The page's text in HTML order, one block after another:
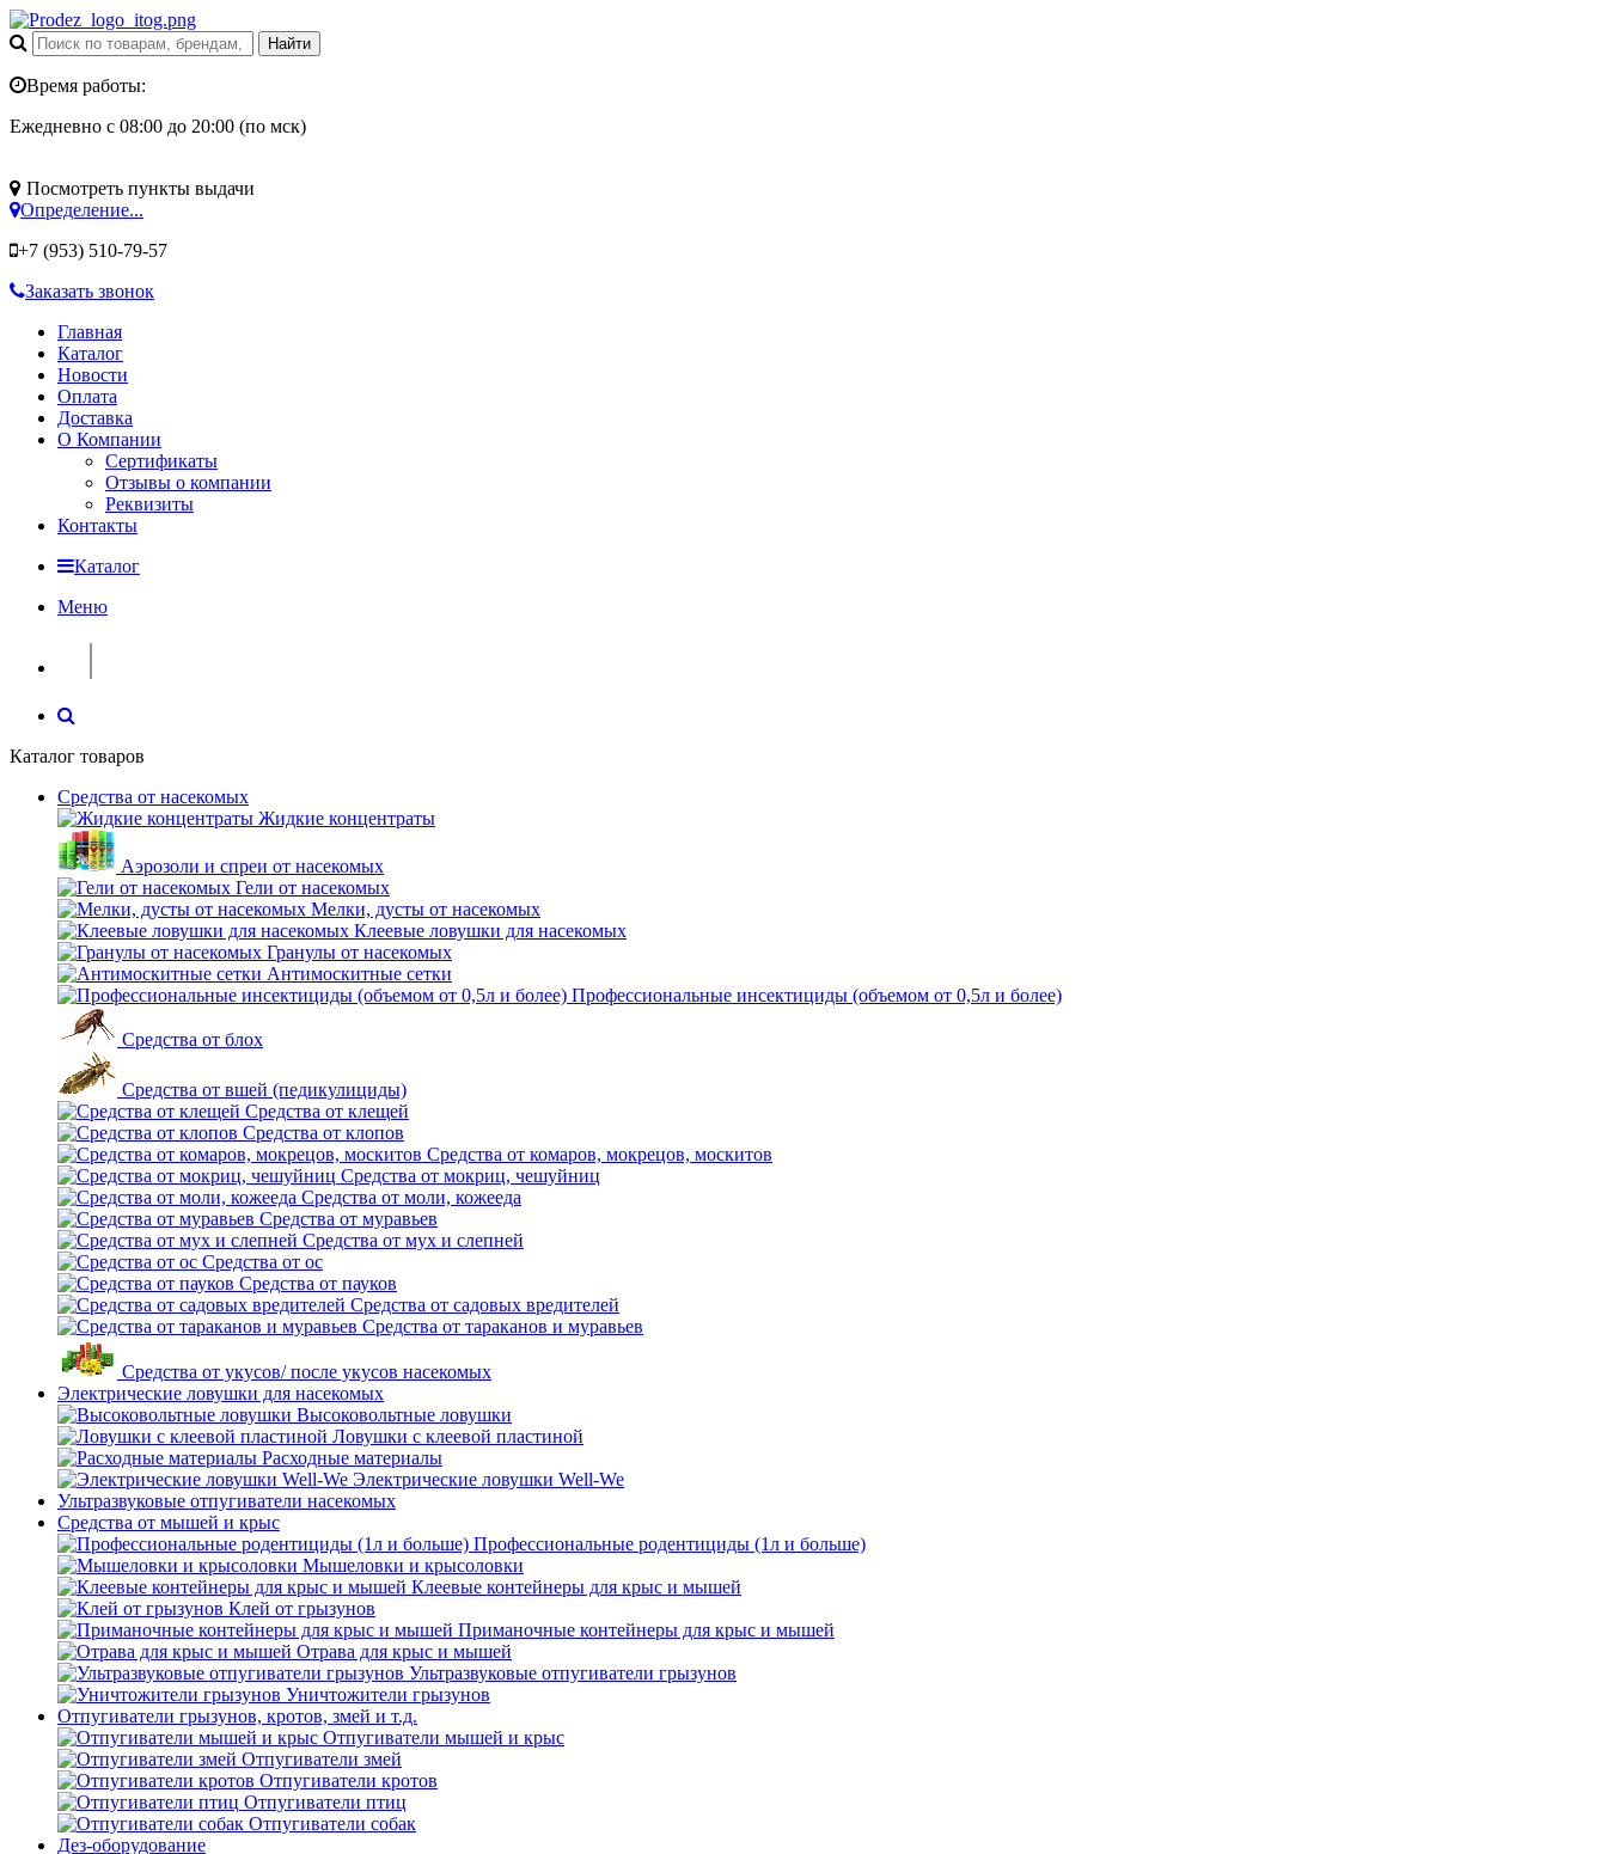
Время работы:
Ежедневно с 08:00 до 20:00 (по мск)
Посмотреть пункты выдачи
Определение...
+7 (953) 510-79-57
Заказать звонок
Главная
Каталог
Новости
Оплата
Доставка
О Компании
Сертификаты
Отзывы о компании
Реквизиты
Контакты
Каталог
Меню
Каталог товаров
Средства от насекомых
Жидкие концентраты
Аэрозоли и спреи от насекомых
Гели от насекомых
Мелки, дусты от насекомых
Клеевые ловушки для насекомых
Гранулы от насекомых
Антимоскитные сетки
Профессиональные инсектициды (объемом от 0,5л и более)
Средства от блох
Средства от вшей (педикулициды)
Средства от клещей
Средства от клопов
Средства от комаров, мокрецов, москитов
Средства от мокриц, чешуйниц
Средства от моли, кожееда
Средства от муравьев
Средства от мух и слепней
Средства от ос
Средства от пауков
Средства от садовых вредителей
Средства от тараканов и муравьев
Средства от укусов/ после укусов насекомых
Электрические ловушки для насекомых
Высоковольтные ловушки
Ловушки с клеевой пластиной
Расходные материалы
Электрические ловушки Well-We
Ультразвуковые отпугиватели насекомых
Средства от мышей и крыс
Профессиональные родентициды (1л и больше)
Мышеловки и крысоловки
Клеевые контейнеры для крыс и мышей
Клей от грызунов
Приманочные контейнеры для крыс и мышей
Отрава для крыс и мышей
Ультразвуковые отпугиватели грызунов
Уничтожители грызунов
Отпугиватели грызунов, кротов, змей и т.д.
Отпугиватели мышей и крыс
Отпугиватели змей
Отпугиватели кротов
Отпугиватели птиц
Отпугиватели собак
Дез-оборудование